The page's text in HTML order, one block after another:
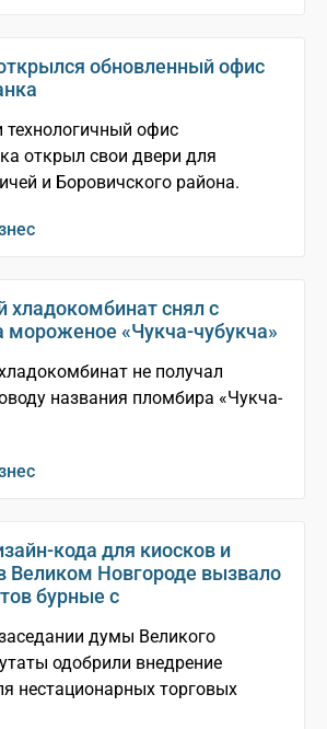
обновленный офис
офис
открыл свои двери для
и Боровичского района.
хладокомбинат снял с
мороженое «Чукча-чубукча»
не получал
названия пломбира «Чукча-
кода для киосков и
Великом Новгороде вызвало
бурные с
думы Великого
одобрили внедрение
нестационарных торговых